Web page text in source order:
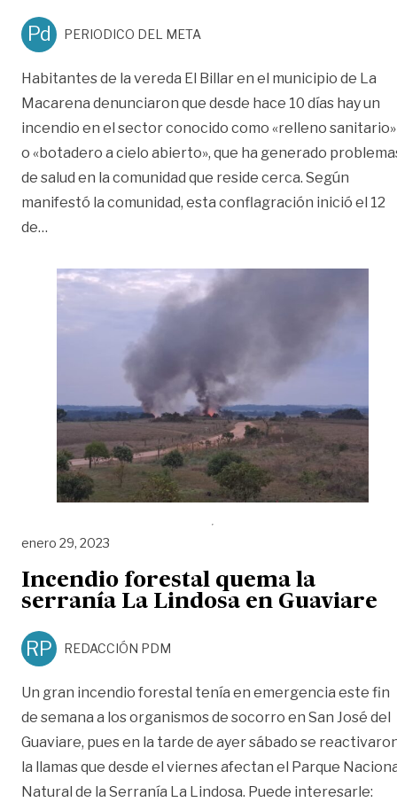
Pd PERIODICO DEL META
Habitantes de la vereda El Billar en el municipio de La
Macarena denunciaron que desde hace 10 días hay un
incendio en el sector conocido como «relleno sanitario»
o «botadero a cielo abierto», que ha generado
de salud en la comunidad que reside cerca. Según
manifestó la comunidad, esta conflagración inició el 12
de…
enero 29, 2023
Incendio forestal quema la
serranía La Lindosa en Guaviare
RP REDACCIÓN PDM
Un gran incendio forestal tenía en emergencia este fin
de semana a los organismos de socorro en San José del
Guaviare, pues en la tarde de ayer sábado se
la llamas que desde el viernes afectan el Parque
Natural de la Serranía La Lindosa. Puede interesarle: